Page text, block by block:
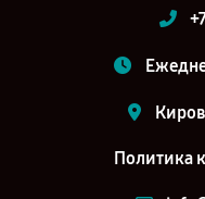
Политика